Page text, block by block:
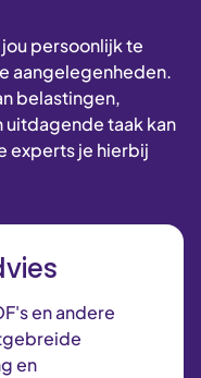
jou persoonlijk te
aangelegenheden.
belastingen,
uitdagende taak kan
experts je hierbij
en andere
en